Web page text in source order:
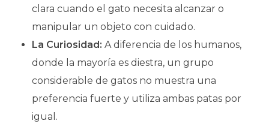
clara cuando el gato necesita alcanzar o
manipular un objeto con cuidado.
La Curiosidad: A diferencia de los humanos,
donde la mayoría es diestra, un grupo
considerable de gatos no muestra una
preferencia fuerte y utiliza ambas patas por
igual.